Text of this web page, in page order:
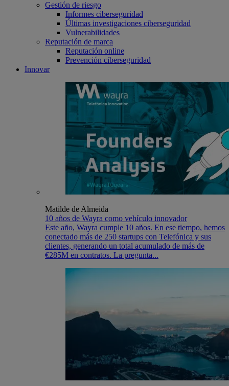
Gestión de riesgo
Informes ciberseguridad
Últimas investigaciones ciberseguridad
Vulnerabilidades
Reputación de marca
Reputación online
Prevención ciberseguridad
Innovar
Matilde de Almeida
10 años de Wayra como vehículo innovador
Este año, Wayra cumple 10 años. En ese tiempo, hemos
conectado más de 250 startups con Telefónica y sus
clientes, generando un total acumulado de más de
€285M en contratos. La pregunta...